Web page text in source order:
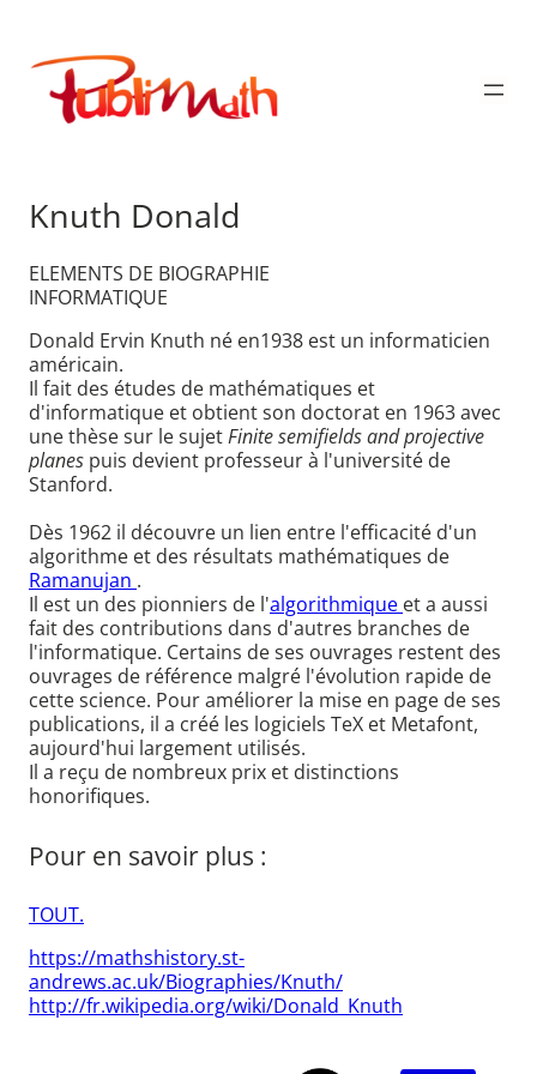
contenu
Publimath
Knuth Donald
ELEMENTS DE BIOGRAPHIE
INFORMATIQUE
Donald Ervin Knuth né en1938 est un informaticien
américain.
Il fait des études de mathématiques et
d'informatique et obtient son doctorat en 1963 avec
une thèse sur le sujetFinite semifields and projective
planes puis devient professeur à l'université de
Stanford.
Dès 1962 il découvre un lien entre l'efficacité d'un
algorithme et des résultats mathématiques de
Ramanujan .
Il est un des pionniers de l'algorithmique et a aussi
fait des contributions dans d'autres branches de
l'informatique. Certains de ses ouvrages restent des
ouvrages de référence malgré l'évolution rapide de
cette science. Pour améliorer la mise en page de ses
publications, il a créé les logiciels TeX et Metafont,
aujourd'hui largement utilisés.
Il a reçu de nombreux prix et distinctions
honorifiques.
Pour en savoir plus :
TOUT.
https://mathshistory.st-
andrews.ac.uk/Biographies/Knuth/
http://fr.wikipedia.org/wiki/Donald_Knuth